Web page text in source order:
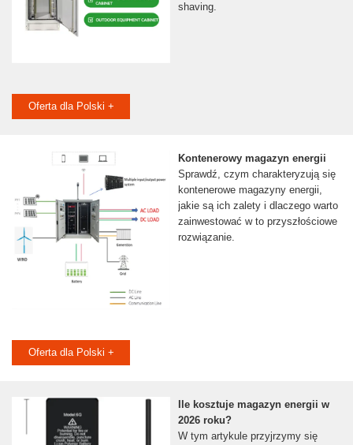
shaving.
Oferta dla Polski +
Kontenerowy magazyn energii
Sprawdź, czym charakteryzują się
kontenerowe magazyny energii,
jakie są ich zalety i dlaczego warto
zainwestować w to przyszłościowe
rozwiązanie.
Oferta dla Polski +
Ile kosztuje magazyn energii w
2026 roku?
W tym artykule przyjrzymy się